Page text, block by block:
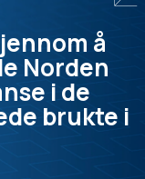
å
Norden
i de
brukte i